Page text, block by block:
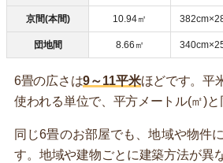
京間(本間) 10.94㎡
団地間 8.66㎡
6畳の広さは9～11平米ほどです。平
使われる単位で、平方メートル(㎡)と
同じ6畳のお部屋でも、地域や物件
す。地域や建物ごとに建築方法が異